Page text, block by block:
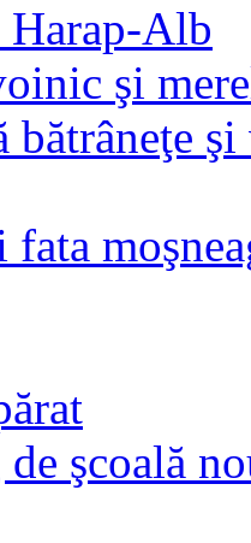
Harap-Alb
şi
bătrâneţe
fata
şcoală